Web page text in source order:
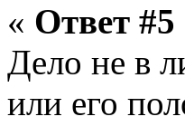
« Ответ #5
Дело не в
или его